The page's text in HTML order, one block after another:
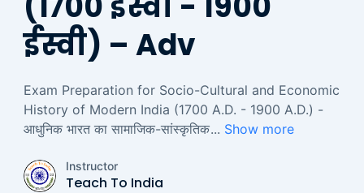
ईस्वी) – Adv
Exam Preparation for Socio-Cultural and Economic
History of Modern India (1700 A.D. - 1900 A.D.) -
आधुनिक भारत का सामाजिक-सांस्कृतिक... Show more
Instructor
Teach To India